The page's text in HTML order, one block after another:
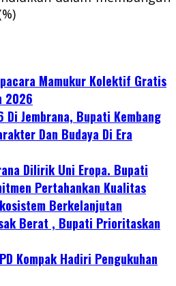
Mamukur Kolektif Gratis
2026
Jembrana, Bupati Kembang
Dan Budaya Di Era
Dilirik Uni Eropa. Bupati
Pertahankan Kualitas
Berkelanjutan
Berat , Bupati Prioritaskan
Kompak Hadiri Pengukuhan